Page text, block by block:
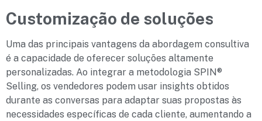
Customização de soluções
Uma das principais vantagens da abordagem consultiva
é a capacidade de oferecer soluções altamente
personalizadas. Ao integrar a metodologia SPIN®
Selling, os vendedores podem usar insights obtidos
durante as conversas para adaptar suas propostas às
necessidades específicas de cada cliente, aumentando a